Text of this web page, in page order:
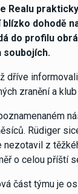
Realu
dohodě
do profilu
soubojích.
dříve
zranění a
Rüdiger
z
o celou příští
část týmu je